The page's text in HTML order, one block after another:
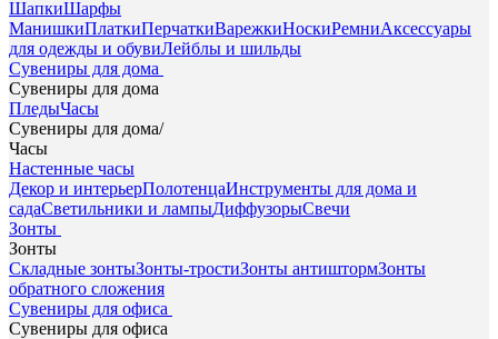
ШапкиШарфы
МанишкиПлаткиПерчаткиВарежкиНоскиРемниАксессуары
для одежды и обувиЛейблы и шильды
Сувениры для дома
Сувениры для дома
ПледыЧасы
Сувениры для дома/
Часы
Настенные часы
Декор и интерьерПолотенцаИнструменты для дома и
садаСветильники и лампыДиффузорыСвечи
Зонты
Зонты
Складные зонтыЗонты-тростиЗонты антиштормЗонты
обратного сложения
Сувениры для офиса
Сувениры для офиса